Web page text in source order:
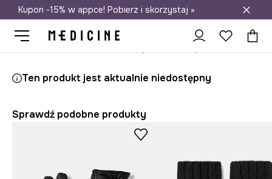
Darmowa dostawa do salonów
Kupon -15% w appce! Pobierz i skorzystaj »
Ten produkt jest aktualnie niedostępny
Sprawdź podobne produkty